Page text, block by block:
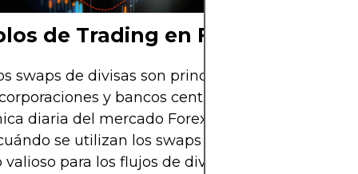
de Trading en Forex
swaps de divisas son principalmente dominio
y bancos centrales, su impacto se
diaria del mercado Forex. Para los traders,
se utilizan los swaps puede proporcionar
para los flujos de divisas, los